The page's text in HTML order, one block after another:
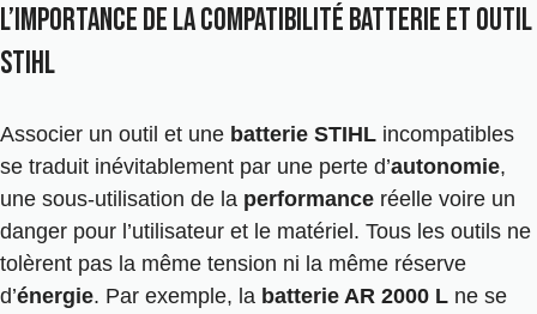
L’importance de la compatibilité batterie et outil
Stihl
Associer un outil et une batterie STIHL incompatibles
se traduit inévitablement par une perte d’autonomie,
une sous-utilisation de la performance réelle voire un
danger pour l’utilisateur et le matériel. Tous les outils ne
tolèrent pas la même tension ni la même réserve
d’énergie. Par exemple, la batterie AR 2000 L ne se